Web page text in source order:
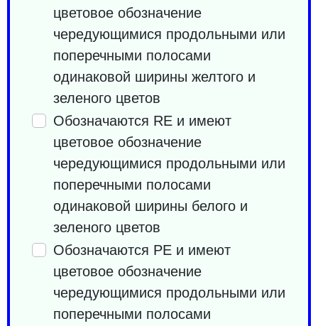
цветовое обозначение
чередующимися продольными или
поперечными полосами
одинаковой ширины желтого и
зеленого цветов
Обозначаются RE и имеют
цветовое обозначение
чередующимися продольными или
поперечными полосами
одинаковой ширины белого и
зеленого цветов
Обозначаются PE и имеют
цветовое обозначение
чередующимися продольными или
поперечными полосами